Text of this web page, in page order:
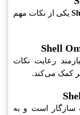
یکی از نکات مهم
رعایت نکات
کمک می‌کند.
سازگار است و به